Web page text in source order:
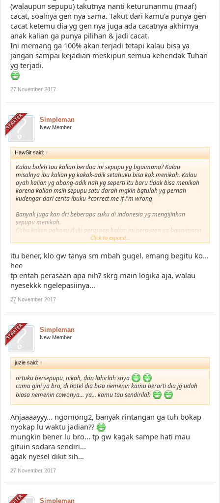
(walaupun sepupu) takutnya nanti keturunanmu (maaf)
cacat, soalnya gen nya sama. Takut dari kamu'a punya gen
cacat ketemu dia yg gen nya juga ada cacatnya akhirnya
anak kalian ga punya pilihan & jadi cacat.
Ini memang ga 100% akan terjadi tetapi kalau bisa ya
jangan sampai kejadian meskipun semua kehendak Tuhan
yg terjadi.
27 November 2017
Simpleman
New Member
HawSit said: ↑
Kalau boleh tau kalian berdua ini sepupu yg bgaimana? Kalau
misalnya ibu kalian yg kakak-adik setahuku bisa kok menikah. Kalau
ayah kalian yg abang-adik nah yg seperti itu baru tidak bisa menikah
karena kalian msih sepupu satu darah mgkin bgtulah yg pernah
kudengar dari cerita ibuku *correct me if i'm wrong
Banyak juga kan dri beberapa suku di indonesia yg mengijinkan
sepupu menikah.
Coba kalian pahami dulu perasaan kalian ini perasaan yg bagaimana
barulah diskusikan sma anggota keluarga yg terdekat
Click to expand...
itu bener, klo gw tanya sm mbah gugel, emang begitu ko...
hee
tp entah perasaan apa nih? skrg main logika aja, walau
nyesekkk ngelepasiinya...
27 November 2017
Simpleman
New Member
juzie said: ↑
ortuku bersepupu, nikah, dan lahirlah saya
cuma gini ya bro, di hotel dia bisa nemenin kamu berarti dia jg udah
biasa nemenin cowonya... ya... kamu tau sendirilah
Anjaaaayyy... ngomong2, banyak rintangan ga tuh bokap
nyokap lu waktu jadian??
mungkin bener lu bro... tp gw kagak sampe hati mau
gituin sodara sendiri...
agak nyesel dikit sih...
27 November 2017
Simpleman